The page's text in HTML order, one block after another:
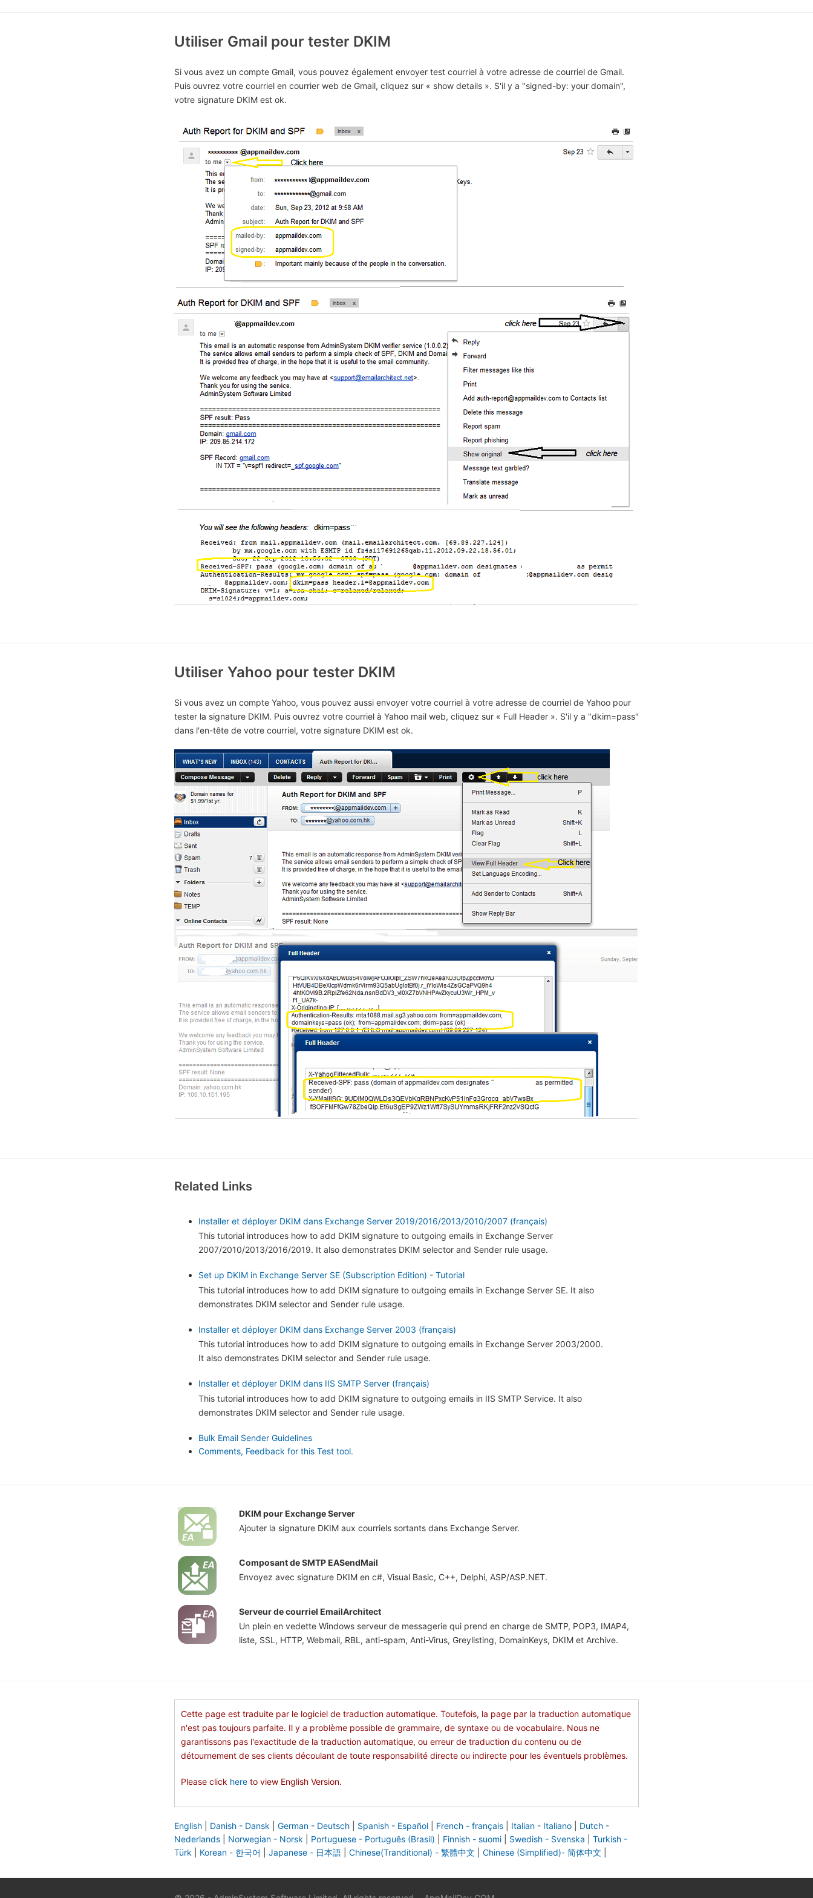
Utiliser Gmail pour tester DKIM
Si vous avez un compte Gmail, vous pouvez également envoyer test courriel à votre adresse de courriel de Gmail.
Puis ouvrez votre courriel en courrier web de Gmail, cliquez sur « show details ». S'il y a "signed-by: your domain",
votre signature DKIM est ok.
Utiliser Yahoo pour tester DKIM
Si vous avez un compte Yahoo, vous pouvez aussi envoyer votre courriel à votre adresse de courriel de Yahoo pour
tester la signature DKIM. Puis ouvrez votre courriel à Yahoo mail web, cliquez sur « Full Header ». S'il y a "dkim=pass"
dans l'en-tête de votre courriel, votre signature DKIM est ok.
Related Links
Installer et déployer DKIM dans Exchange Server 2019/2016/2013/2010/2007 (français)
This tutorial introduces how to add DKIM signature to outgoing emails in Exchange Server
2007/2010/2013/2016/2019. It also demonstrates DKIM selector and Sender rule usage.
Set up DKIM in Exchange Server SE (Subscription Edition) - Tutorial
This tutorial introduces how to add DKIM signature to outgoing emails in Exchange Server SE. It also
demonstrates DKIM selector and Sender rule usage.
Installer et déployer DKIM dans Exchange Server 2003 (français)
This tutorial introduces how to add DKIM signature to outgoing emails in Exchange Server 2003/2000.
It also demonstrates DKIM selector and Sender rule usage.
Installer et déployer DKIM dans IIS SMTP Server (français)
This tutorial introduces how to add DKIM signature to outgoing emails in IIS SMTP Service. It also
demonstrates DKIM selector and Sender rule usage.
Bulk Email Sender Guidelines
Comments, Feedback for this Test tool.
DKIM pour Exchange Server
Ajouter la signature DKIM aux courriels sortants dans Exchange Server.
Composant de SMTP EASendMail
Envoyez avec signature DKIM en c#, Visual Basic, C++, Delphi, ASP/ASP.NET.
Serveur de courriel EmailArchitect
Un plein en vedette Windows serveur de messagerie qui prend en charge de SMTP, POP3, IMAP4,
liste, SSL, HTTP, Webmail, RBL, anti-spam, Anti-Virus, Greylisting, DomainKeys, DKIM et Archive.
Cette page est traduite par le logiciel de traduction automatique. Toutefois, la page par la traduction automatique
n'est pas toujours parfaite. Il y a problème possible de grammaire, de syntaxe ou de vocabulaire. Nous ne
garantissons pas l'exactitude de la traduction automatique, ou erreur de traduction du contenu ou de
détournement de ses clients découlant de toute responsabilité directe ou indirecte pour les éventuels problèmes.
Please click here to view English Version.
English Danish - Dansk German - Deutsch Spanish - Español French - français Italian - Italiano
Dutch -
Nederlands
Norwegian - Norsk Portuguese - Português (Brasil) Finnish - suomi Swedish - Svenska
Turkish -
Türk
Korean - 한국어 Japanese - 日本語 Chinese(Tranditional) - 繁體中文 Chinese (Simplified)- 简体中文